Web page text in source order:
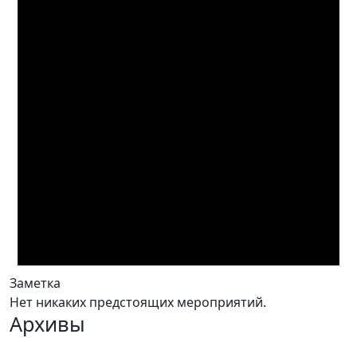
Заметка
Нет никаких предстоящих мероприятий.
Архивы